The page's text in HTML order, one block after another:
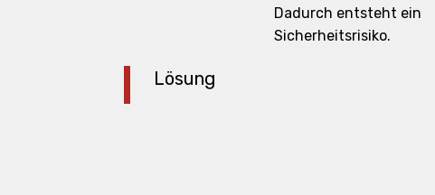
Dadurch entsteht ein
Sicherheitsrisiko.
Lösung